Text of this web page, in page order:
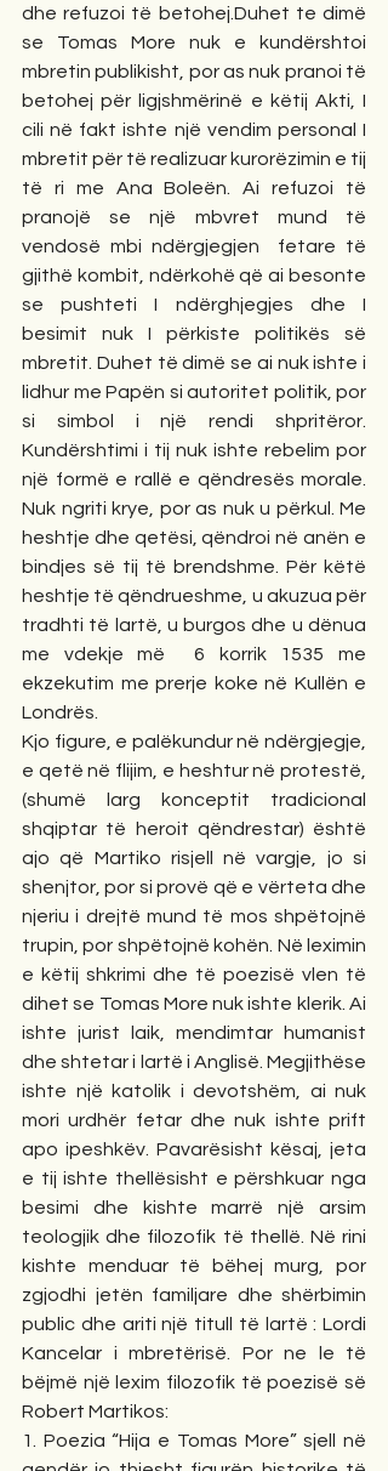
dhe refuzoi të betohej.Duhet te dimë
se Tomas More nuk e kundërshtoi
mbretin publikisht, por as nuk pranoi të
betohej për ligjshmërinë e këtij Akti, I
cili në fakt ishte një vendim personal I
mbretit për të realizuar kurorëzimin e tij
të ri me Ana Boleën. Ai refuzoi të
pranojë se një mbvret mund të
vendosë mbi ndërgjegjen  fetare të
gjithë kombit, ndërkohë që ai besonte
se pushteti I ndërghjegjes dhe I
besimit nuk I përkiste politikës së
mbretit. Duhet të dimë se ai nuk ishte i
lidhur me Papën si autoritet politik, por
si simbol i një rendi shpritëror.
Kundërshtimi i tij nuk ishte rebelim por
një formë e rallë e qëndresës morale.
Nuk ngriti krye, por as nuk u përkul. Me
heshtje dhe qetësi, qëndroi në anën e
bindjes së tij të brendshme. Për këtë
heshtje të qëndrueshme, u akuzua për
tradhti të lartë, u burgos dhe u dënua
me vdekje më  6 korrik 1535 me
ekzekutim me prerje koke në Kullën e
Londrës.
Kjo figure, e palëkundur në ndërgjegje,
e qetë në flijim, e heshtur në protestë,
(shumë larg konceptit tradicional
shqiptar të heroit qëndrestar) është
ajo që Martiko risjell në vargje, jo si
shenjtor, por si provë që e vërteta dhe
njeriu i drejtë mund të mos shpëtojnë
trupin, por shpëtojnë kohën. Në leximin
e këtij shkrimi dhe të poezisë vlen të
dihet se Tomas More nuk ishte klerik. Ai
ishte jurist laik, mendimtar humanist
dhe shtetar i lartë i Anglisë. Megjithëse
ishte një katolik i devotshëm, ai nuk
mori urdhër fetar dhe nuk ishte prift
apo ipeshkëv. Pavarësisht kësaj, jeta
e tij ishte thellësisht e përshkuar nga
besimi dhe kishte marrë një arsim
teologjik dhe filozofik të thellë. Në rini
kishte menduar të bëhej murg, por
zgjodhi jetën familjare dhe shërbimin
public dhe ariti një titull të lartë : Lordi
Kancelar i mbretërisë. Por ne le të
bëjmë një lexim filozofik të poezisë së
Robert Martikos:
1. Poezia “Hija e Tomas More” sjell në